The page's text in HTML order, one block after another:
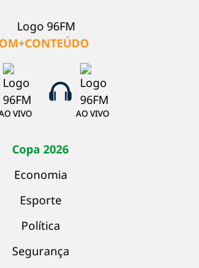
VIVO AO VIVO
Copa 2026
Economia
Esporte
Política
Segurança